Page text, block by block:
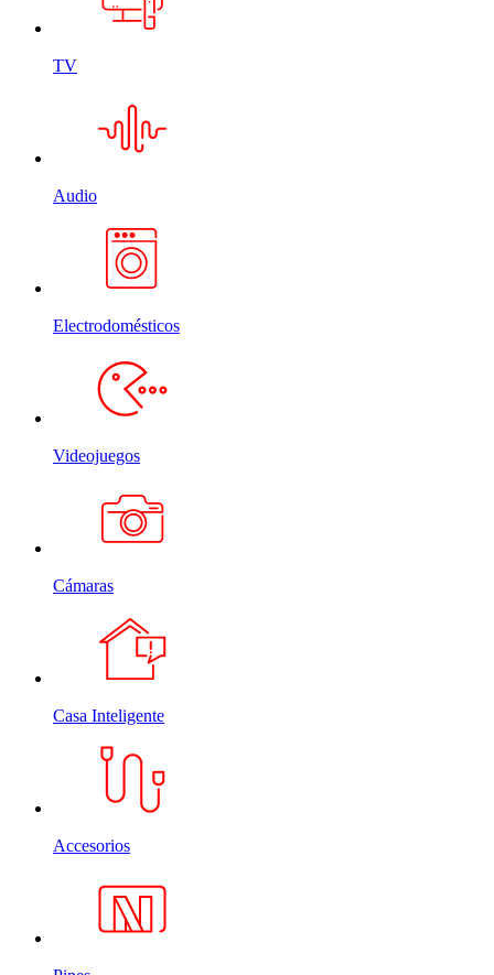
TV
Audio
Electrodomésticos
Videojuegos
Cámaras
Casa Inteligente
Accesorios